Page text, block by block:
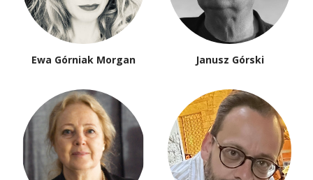
Ewa Górniak Morgan Janusz Górski